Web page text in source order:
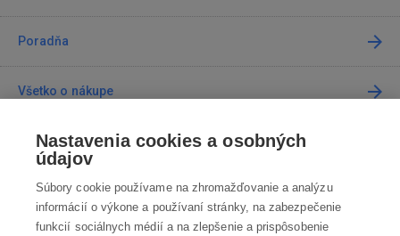
Poradňa
Všetko o nákupe
Predajne
Kontakt
Nastavenia cookies a osobných
údajov
Súbory cookie používame na zhromažďovanie a analýzu
informácií o výkone a používaní stránky, na zabezpečenie
funkcií sociálnych médií a na zlepšenie a prispôsobenie